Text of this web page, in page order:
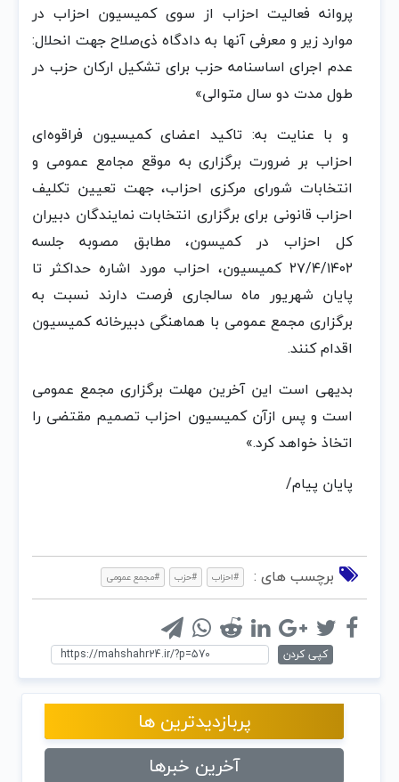
پروانه فعالیت احزاب از سوی کمیسیون احزاب در
موارد زیر و معرفی آنها به دادگاه ذی‌صلاح جهت انحلال:
عدم اجرای اساسنامه حزب برای تشکیل ارکان حزب در
طول مدت دو سال متوالی»
و با عنایت به: تاکید اعضای کمیسیون فراقوه‌ای
احزاب بر ضرورت برگزاری به موقع مجامع عمومی و
انتخابات شورای مرکزی احزاب، جهت تعیین تکلیف
احزاب قانونی برای برگزاری انتخابات نمایندگان دبیران
کل احزاب در کمیسون، مطابق مصوبه جلسه
۲۷/۴/۱۴۰۲ کمیسیون، احزاب مورد اشاره حداکثر تا
پایان شهریور ماه سالجاری فرصت دارند نسبت به
برگزاری مجمع عمومی با هماهنگی دبیرخانه کمیسیون
اقدام کنند.
بدیهی است این آخرین مهلت برگزاری مجمع عمومی
است و پس ازآن کمیسیون احزاب تصمیم مقتضی را
اتخاذ خواهد کرد.»
پایان پیام/
برچسب های : #احزاب #حزب #مجمع عمومی
کپی کردن
پربازدیدترین ها
آخرین خبرها